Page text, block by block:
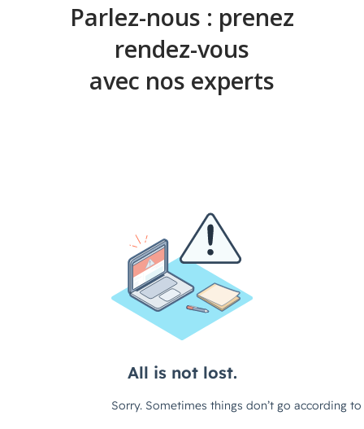
puissiez les traiter et les distribuer selon vos
besoins.Parlez-nous : prenez
rendez-vous
avec nos experts